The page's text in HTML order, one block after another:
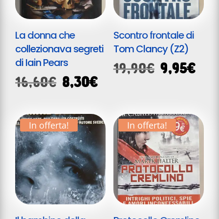
La donna che
collezionava segreti
di Iain Pears
16,60€ Il
originale
era:
16,60€.
8,30€Il
attuale
è:
8,30€.
Scontro frontale di
Tom Clancy (Z2)
19,90€ Il
era:
19,90€.
9,95€Il
è:
In offerta! In offerta!